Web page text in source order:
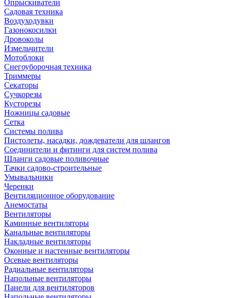
Опрыскиватели
Садовая техника
Воздуходувки
Газонокосилки
Дровоколы
Измельчители
Мотоблоки
Снегоуборочная техника
Триммеры
Секаторы
Сучкорезы
Кусторезы
Ножницы садовые
Сетка
Системы полива
Пистолеты, насадки, дождеватели для шлангов
Соединители и фитинги для систем полива
Шланги садовые поливочные
Тачки садово-строительные
Умывальники
Черенки
Вентиляционное оборудование
Анемостаты
Вентиляторы
Каминные вентиляторы
Канальные вентиляторы
Накладные вентиляторы
Оконные и настенные вентиляторы
Осевые вентиляторы
Радиальные вентиляторы
Напольные вентиляторы
Панели для вентиляторов